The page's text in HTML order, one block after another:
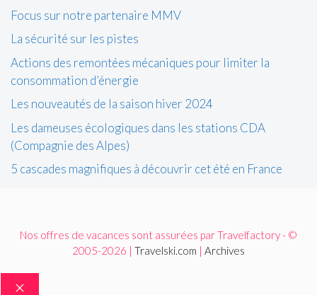
Focus sur notre partenaire MMV
La sécurité sur les pistes
Actions des remontées mécaniques pour limiter la
consommation d’énergie
Les nouveautés de la saison hiver 2024
Les dameuses écologiques dans les stations CDA
(Compagnie des Alpes)
5 cascades magnifiques à découvrir cet été en France
Nos offres de vacances sont assurées par Travelfactory - ©
2005-2026 | Travelski.com | Archives